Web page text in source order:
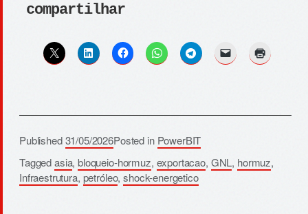
compartilhar
Published31/05/2026Posted in PowerBIT
Taggedasia,bloqueio-hormuz, exportacao, GNL, hormuz,
Infraestrutura, petróleo,shock-energetico